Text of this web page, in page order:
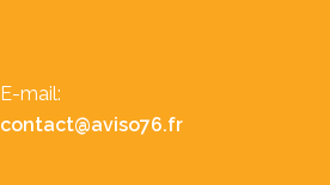
E-mail:
contact@aviso76.fr